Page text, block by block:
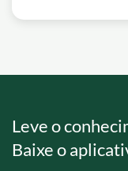
Leve o
Baixe o